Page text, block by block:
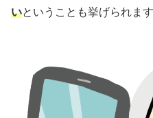
いということも挙げられます